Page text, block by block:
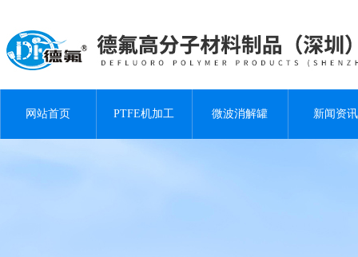
网站首页 PTFE机加工 微波消解罐 新闻资讯